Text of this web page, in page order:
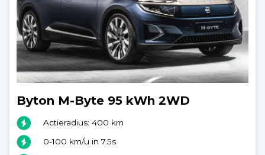
Byton M-Byte 95 kWh 2WD
Actieradius: 400 km
0-100 km/u in 7.5s